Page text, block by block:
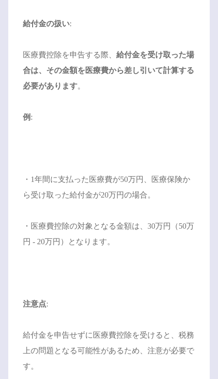
給付金の扱い:
医療費控除を申告する際、 給付金を受け取った場
合は、その金額を医療費から差し引いて計算する
必要があります。
例 :
・1年間に支払った医療費が50万円、医療保険か
ら受け取った給付金が20万円の場合。
・医療費控除の対象となる金額は、30万円（50万
円 - 20万円）となります。
注意点:
給付金を申告せずに医療費控除を受けると、税務
上の問題となる可能性があるため、注意が必要で
す。